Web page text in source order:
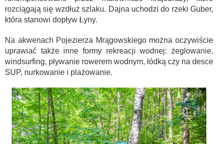
rozciągają się wzdłuż szlaku. Dajna uchodzi do rzeki Guber,
która stanowi dopływ Łyny.
Na akwenach Pojezierza Mrągowskiego można oczywiście
uprawiać także inne formy rekreacji wodnej: żeglowanie,
windsurfing, pływanie rowerem wodnym, łódką czy na desce
SUP, nurkowanie i plażowanie.